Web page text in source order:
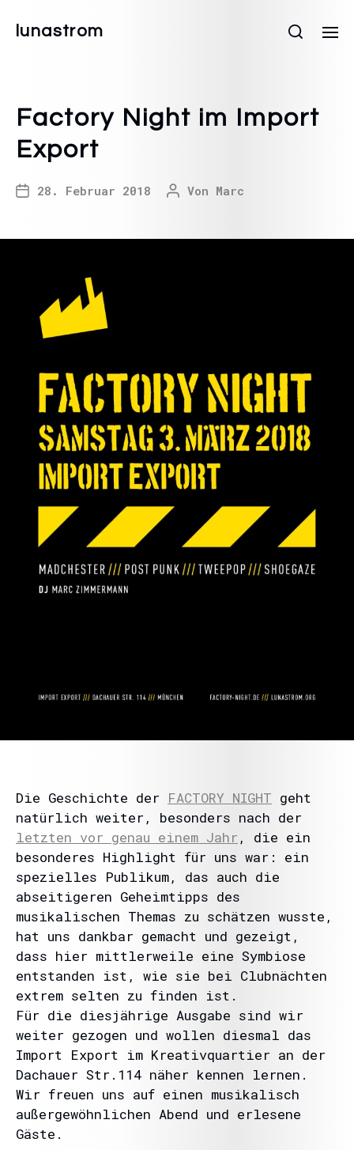
lunastrom
Factory Night im Import
Export
28. Februar 2018 Von Marc
Die Geschichte der FACTORY NIGHT geht
natürlich weiter, besonders nach der
letzten vor genau einem Jahr , die ein
besonderes Highlight für uns war: ein
spezielles Publikum, das auch die
abseitigeren Geheimtipps des
musikalischen Themas zu schätzen wusste,
hat uns dankbar gemacht und gezeigt,
dass hier mittlerweile eine Symbiose
entstanden ist, wie sie bei Clubnächten
extrem selten zu finden ist.
Für die diesjährige Ausgabe sind wir
weiter gezogen und wollen diesmal das
Import Export im Kreativquartier an der
Dachauer Str.114 näher kennen lernen.
Wir freuen uns auf einen musikalisch
außergewöhnlichen Abend und erlesene
Gäste.